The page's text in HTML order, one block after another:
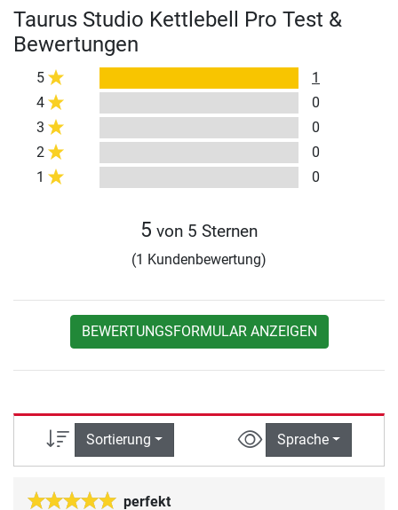
Taurus Studio Kettlebell Pro Test &
Bewertungen
5
1
4
0
3
0
2
0
1
0
5 von 5 Sternen
(1 Kundenbewertung)
BEWERTUNGSFORMULAR ANZEIGEN
Sortierung Sprache
perfekt